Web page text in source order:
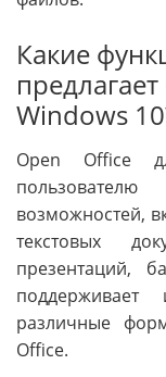
Какие
Windows
Open Office
возможностей,
текстовых
презентаций,
различные
Office.